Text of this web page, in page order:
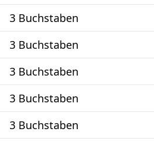
3 Buchstaben
3 Buchstaben
3 Buchstaben
3 Buchstaben
3 Buchstaben